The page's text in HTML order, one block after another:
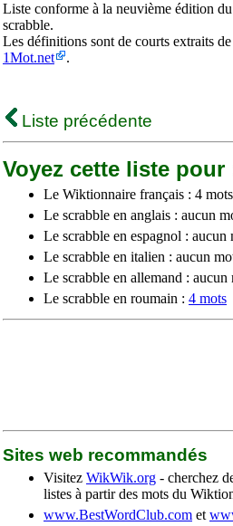
Liste conforme à la neuvième édition
scrabble.
Les définitions sont de courts extraits de
1Mot.net
.
Liste précédente
Voyez cette liste pour
Le Wiktionnaire français : 4 mots
Le scrabble en anglais : aucun
Le scrabble en espagnol : aucun
Le scrabble en italien : aucun
Le scrabble en allemand : aucun
Le scrabble en roumain : 4 mots
Sites web recommandés
Visitez WikWik.org - cherchez
listes à partir des mots du
www.BestWordClub.com et